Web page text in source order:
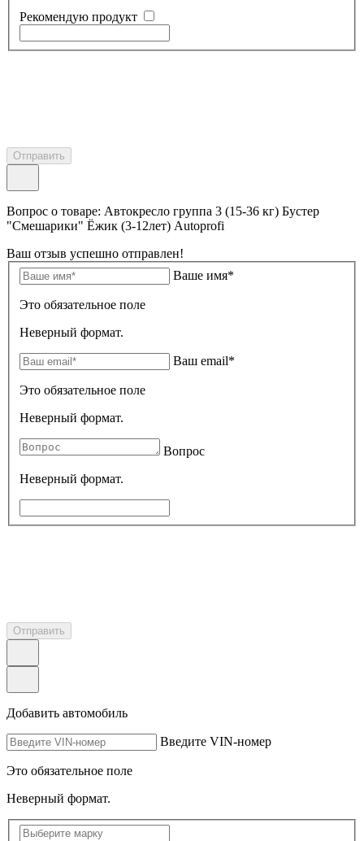
Рекомендую продукт
Отправить
Вопрос о товаре: Автокресло группа 3 (15-36 кг) Бустер
"Смешарики" Ёжик (3-12лет) Autoprofi
Ваш отзыв успешно отправлен!
Ваше имя*
Это обязательное поле
Неверный формат.
Ваш email*
Это обязательное поле
Неверный формат.
Вопрос
Неверный формат.
Отправить
Добавить автомобиль
Введите VIN-номер
Это обязательное поле
Неверный формат.